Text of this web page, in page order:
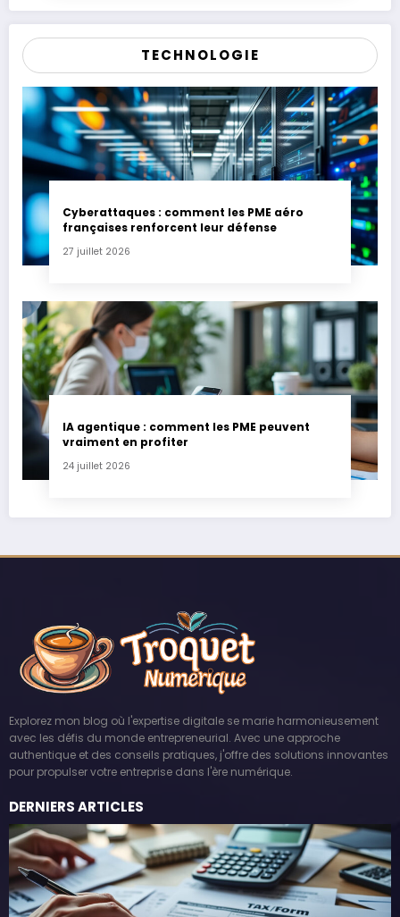
TECHNOLOGIE
Cyberattaques : comment les PME aéro
françaises renforcent leur défense
27 juillet 2026
IA agentique : comment les PME peuvent
vraiment en profiter
24 juillet 2026
Explorez mon blog où l'expertise digitale se marie harmonieusement
avec les défis du monde entrepreneurial. Avec une approche
authentique et des conseils pratiques, j'offre des solutions innovantes
pour propulser votre entreprise dans l'ère numérique.
DERNIERS ARTICLES